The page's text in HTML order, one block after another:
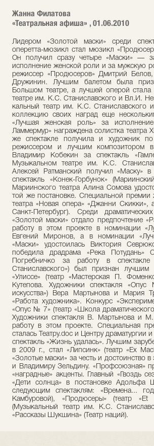
Жанна Филатова
«Театральная афиша» , 01.06.2010
Лидером «Золотой маски» среди
оперетта-мюзикл стал мюзикл
Он получил сразу четыре «Ма­ски» —
исполнение женской роли и за мужскую
режиссер «Продюсеров» Дмитрий
Дружинин. Лучшим балетом была
Большом театре, а лучшей оперой
театре им. К.С. Станиславского и Вл.И.
кальный театр им. К.С. Станиславского
коллекцию своих наград еще
«Лучшая женская роль» за
Ламмермур» награждена солистка театра
же спектакле получила и художник
режиссером и лучшим компо­зитором
Владимир Кобекин за спектакль
Музыкальном театре им. К.С.
Алексей Ратманский получил «Маску»
спектакль «Конек-Горбунок»
Мариинского театра Алина Сомова
той же постановке. Спе­циальной премии
театра «Но­вая опера» «Джанни Скикки»,
Санкт-Петербург). Среди
«Золотой маски» отдало предпочтение
работу в этом проекте в номинации
Евгений Миро­нов, а в номинации
«Маски» удо­стоилась Виктория
победила дра­дра­ма «Река Потудань»
Погребничко за ра­боту в
Станиславского») был при­знан
«Улиссе» (театр «Мастерская П.
Кутепова. Художники спек­такля
искусства») Вера Мартынова и Мария
«Работа художника». Конкурс
«Опус № 7» (театр «Школа
Ху­дожники спектакля В. Мартынова и М.
работу в этом проекте. Специальная
сталась Театру.dос и Центру
спектакль «Жизнь удалась». Лучшим
в 2009 г., стал «Липсинк» (театр «Ех
«Золотые маски» за честь и достоин­ство
и Владимиру Зельдину. «Профсоюзная»
«наградные» ак­центы. Главный «Гвоздь
«Дети солнца» в постановке Адольфа
следующим спек­таклям: «Времена...
Камбуровой), «Про­дюсеры» (театр
(Музыкальный театр им. К.С.
«Рассказы Шукшина» (Театр наций).